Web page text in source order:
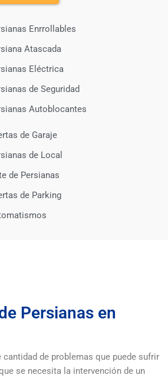
Enrrollables
Atascada
Eléctrica
de Seguridad
Autoblocantes
de Garaje
de Local
de Persianas
de Parking
Persianas en
cantidad de problemas que puede sufrir
se necesita la intervención de un